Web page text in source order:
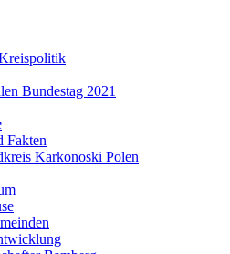
Bundestag 2021
Fakten
Karkonoski Polen